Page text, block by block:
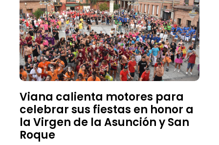
Viana calienta motores para
celebrar sus fiestas en honor a
la Virgen de la Asunción y San
Roque